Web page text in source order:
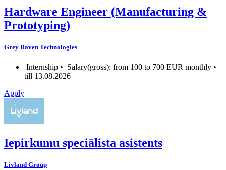
Hardware Engineer (Manufacturing &
Prototyping)
Grey Raven Technologies
Internship • Salary(gross): from 100 to 700 EUR monthly •
till 13.08.2026
Apply
Iepirkumu speciālista asistents
Livland Group